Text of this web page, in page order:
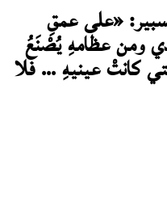
«على عمقِ
ومن عظامهِ يُصْنَعُ
كانتْ عينيهِ ... فلا